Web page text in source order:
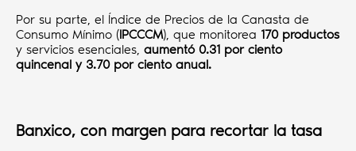
Por su parte, el Índice de Precios de la Canasta de
Consumo Mínimo (IPCCCM), que monitorea 170 productos
y servicios esenciales, aumentó 0.31 por ciento
quincenal y 3.70 por ciento anual.
Banxico, con margen para recortar la tasa